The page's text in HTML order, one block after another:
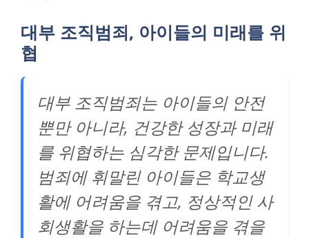
대부 조직범죄, 아이들의 미래를 위
협
대부 조직범죄는 아이들의 안전
뿐만 아니라, 건강한 성장과 미래
를 위협하는 심각한 문제입니다.
범죄에 휘말린 아이들은 학교생
활에 어려움을 겪고, 정상적인 사
회생활을 하는데 어려움을 겪을